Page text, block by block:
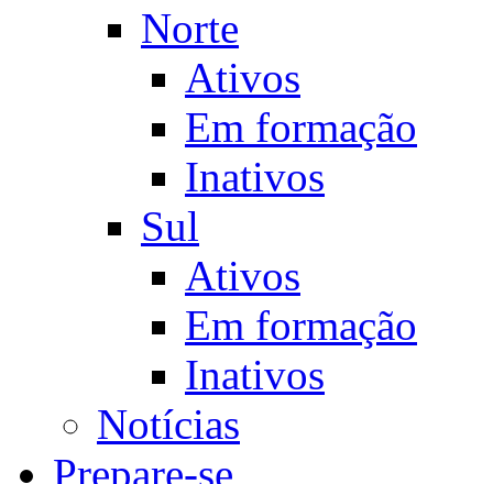
Norte
Ativos
Em formação
Inativos
Sul
Ativos
Em formação
Inativos
Notícias
Prepare-se